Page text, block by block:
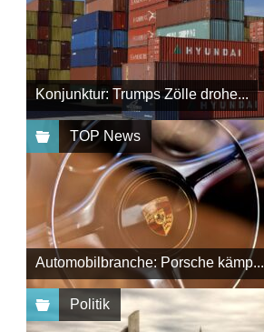
Konjunktur: Trumps Zölle drohe...
TOP News
Automobilbranche: Porsche kämp...
Politik